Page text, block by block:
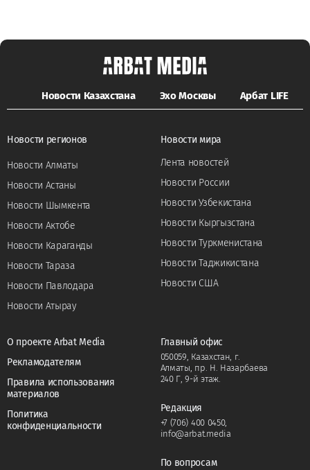
Новости Казахстана Эхо Москвы Арбат LIFE
Новости регионов
Новости Алматы
Новости Астаны
Новости Шымкента
Новости Актобе
Новости Караганды
Новости Тараза
Новости Павлодара
Новости Атырау
Новости мира
Лента новостей
Новости России
Новости Узбекистана
Новости Кыргызстана
Новости Туркменистана
Новости Таджикистана
Новости США
О проекте Arbat Media
Рекламодателям
Правила использования
материалов
Политика
конфиденциальности
Главный офис
050059, Казахстан, г.
Алматы, пр. Н. Назарбаева
240 Г, 9-й этаж.
Редакция
+7 (706) 400 0450,
info@arbat.media
По вопросам